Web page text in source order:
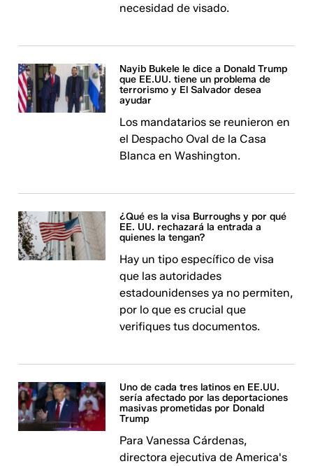
necesidad de visado.
Nayib Bukele le dice a Donald Trump
que EE.UU. tiene un problema de
terrorismo y El Salvador desea
ayudar
Los mandatarios se reunieron en
el Despacho Oval de la Casa
Blanca en Washington.
¿Qué es la visa Burroughs y por qué
EE. UU. rechazará la entrada a
quienes la tengan?
Hay un tipo específico de visa
que las autoridades
estadounidenses ya no permiten,
por lo que es crucial que
verifiques tus documentos.
Uno de cada tres latinos en EE.UU.
sería afectado por las deportaciones
masivas prometidas por Donald
Trump
Para Vanessa Cárdenas,
directora ejecutiva de America's